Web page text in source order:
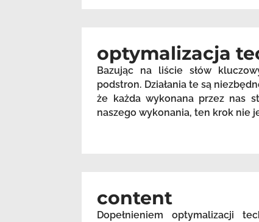
optymalizacja
Bazując na liście słów
podstron. Działania te są
że każda wykonana przez nas
naszego wykonania, ten krok nie
content
Dopełnieniem optymalizacji